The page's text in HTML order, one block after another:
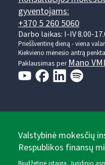
gyventojams:
+370 5 260 5060
Darbo laikas: I-IV 8.00-
Prieššventinę dieną - viena
Kiekvieno mėnesio antrą
Paklausimas perMano VMI
Valstybinė mokesčių
Respublikos finansų